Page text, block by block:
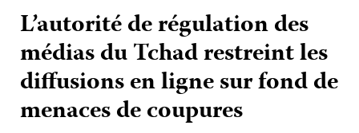
L’autorité de régulation des
médias du Tchad restreint les
diffusions en ligne sur fond de
menaces de coupures